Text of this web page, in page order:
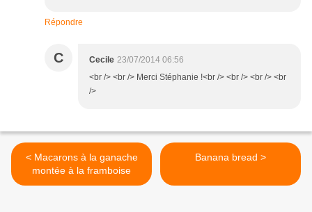
Répondre
C Cecile 23/07/2014 06:56
<br /> <br /> Merci Stéphanie !<br /> <br /> <br /> <br
/>
< Macarons à la ganache
montée à la framboise
Banana bread >